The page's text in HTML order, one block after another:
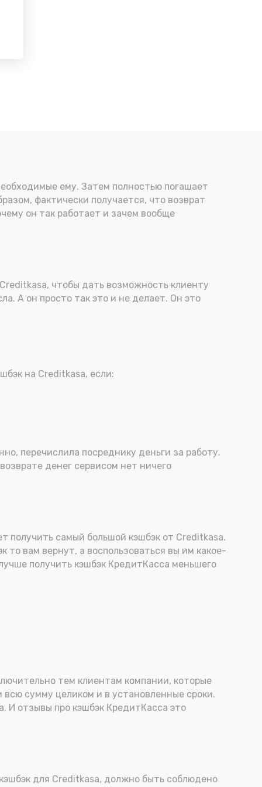
ему. Затем полностью погашает
фактически получается, что возврат
он так работает и зачем вообще
чтобы дать возможность клиенту
А он просто так это и не делает. Он это
на Creditkasa, если:
перечислила посреднику деньги за работу.
денег сервисом нет ничего
получить самый большой кэшбэк от Creditkasa.
вам вернут, а воспользоваться вы им какое-
получить кэшбэк КредитКасса меньшего
тем клиентам компании, которые
сумму целиком и в установленные сроки.
И отзывы про кэшбэк КредитКасса это
для Creditkasa, должно быть соблюдено